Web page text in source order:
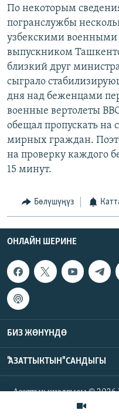
По некоторым
погранслужбы
узбекскими военными
выпускником
близкий друг
сыграло
дня над беженцами
военные вертолеты
обещал пропускать
мирных граждан.
на проверку каждого
15 минут.
Бөлүшүңүз
ОНЛАЙН ШЕРИНЕ
БИЗ ЖӨНҮНДӨ
"АЗАТТЫКТЫН" САНДЫГЫ
Азаттык үналгысы © 2026